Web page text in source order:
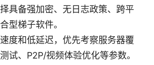
具备强加密、无日志政策、跨平
型梯子软件。
度和低延迟，优先考察服务器覆
试、P2P/视频体验优化等参数。